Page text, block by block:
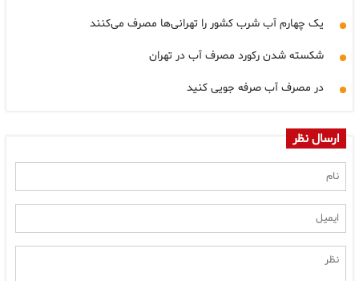
یک چهارم آب شرب کشور را تهرانی‌ها مصرف می‌کنند
شکسته شدن رکورد مصرف آب در تهران
در مصرف آب صرفه جویی کنید
ارسال نظر